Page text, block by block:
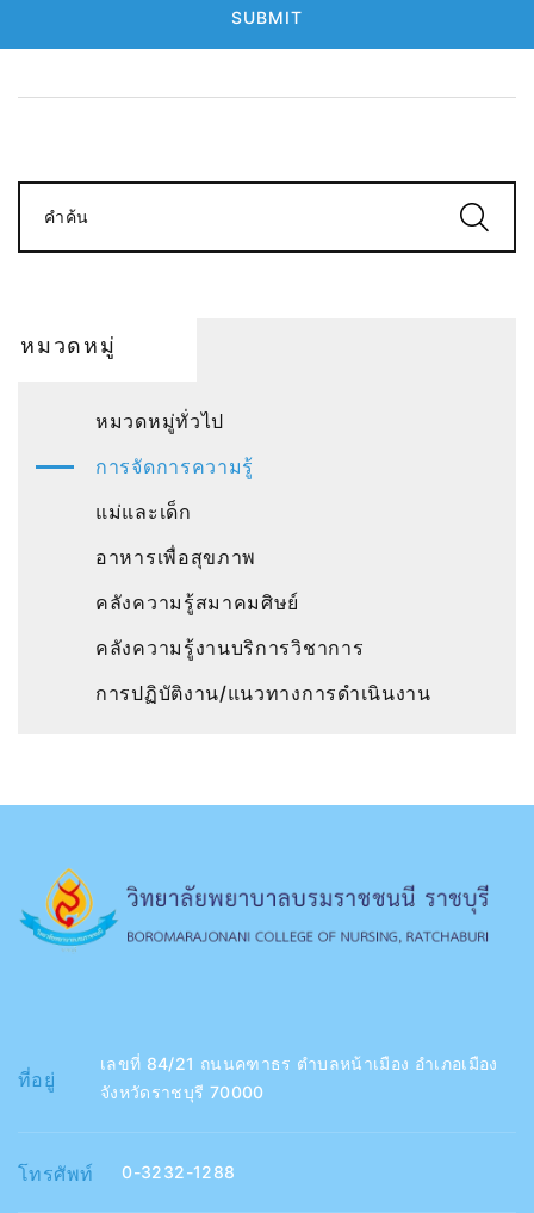
SUBMIT
คำค้น
หมวดหมู่
หมวดหมู่ทั่วไป
การจัดการความรู้
แม่และเด็ก
อาหารเพื่อสุขภาพ
คลังความรู้สมาคมศิษย์
คลังความรู้งานบริการวิชาการ
การปฏิบัติงาน/แนวทางการดำเนินงาน
ที่อยู่
เลขที่ 84/21 ถนนคฑาธร ตำบลหน้าเมือง อำเภอเมือง
จังหวัดราชบุรี 70000
โทรศัพท์ 0-3232-1288